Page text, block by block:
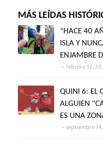
MÁS LEÍDAS
"HACE 40
ISLA Y
ENJAMBRE
febrero 12,
QUINI 6: EL
ALGUIEN
ES UNA
septiembre